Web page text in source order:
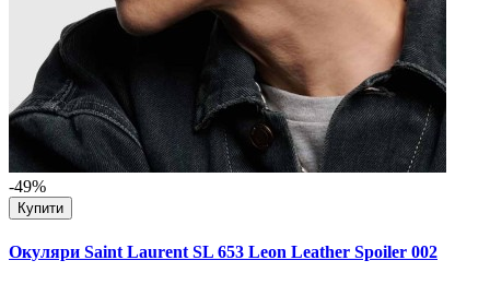
-49%
Купити
Окуляри Saint Laurent SL 653 Leon Leather Spoiler 002